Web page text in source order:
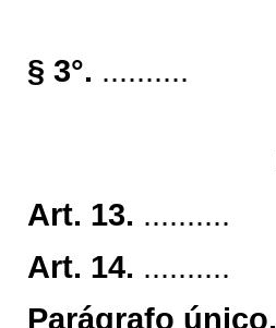
§ 3°. ..........
Art. 13. ..........
Art. 14. ..........
Parágrafo único.